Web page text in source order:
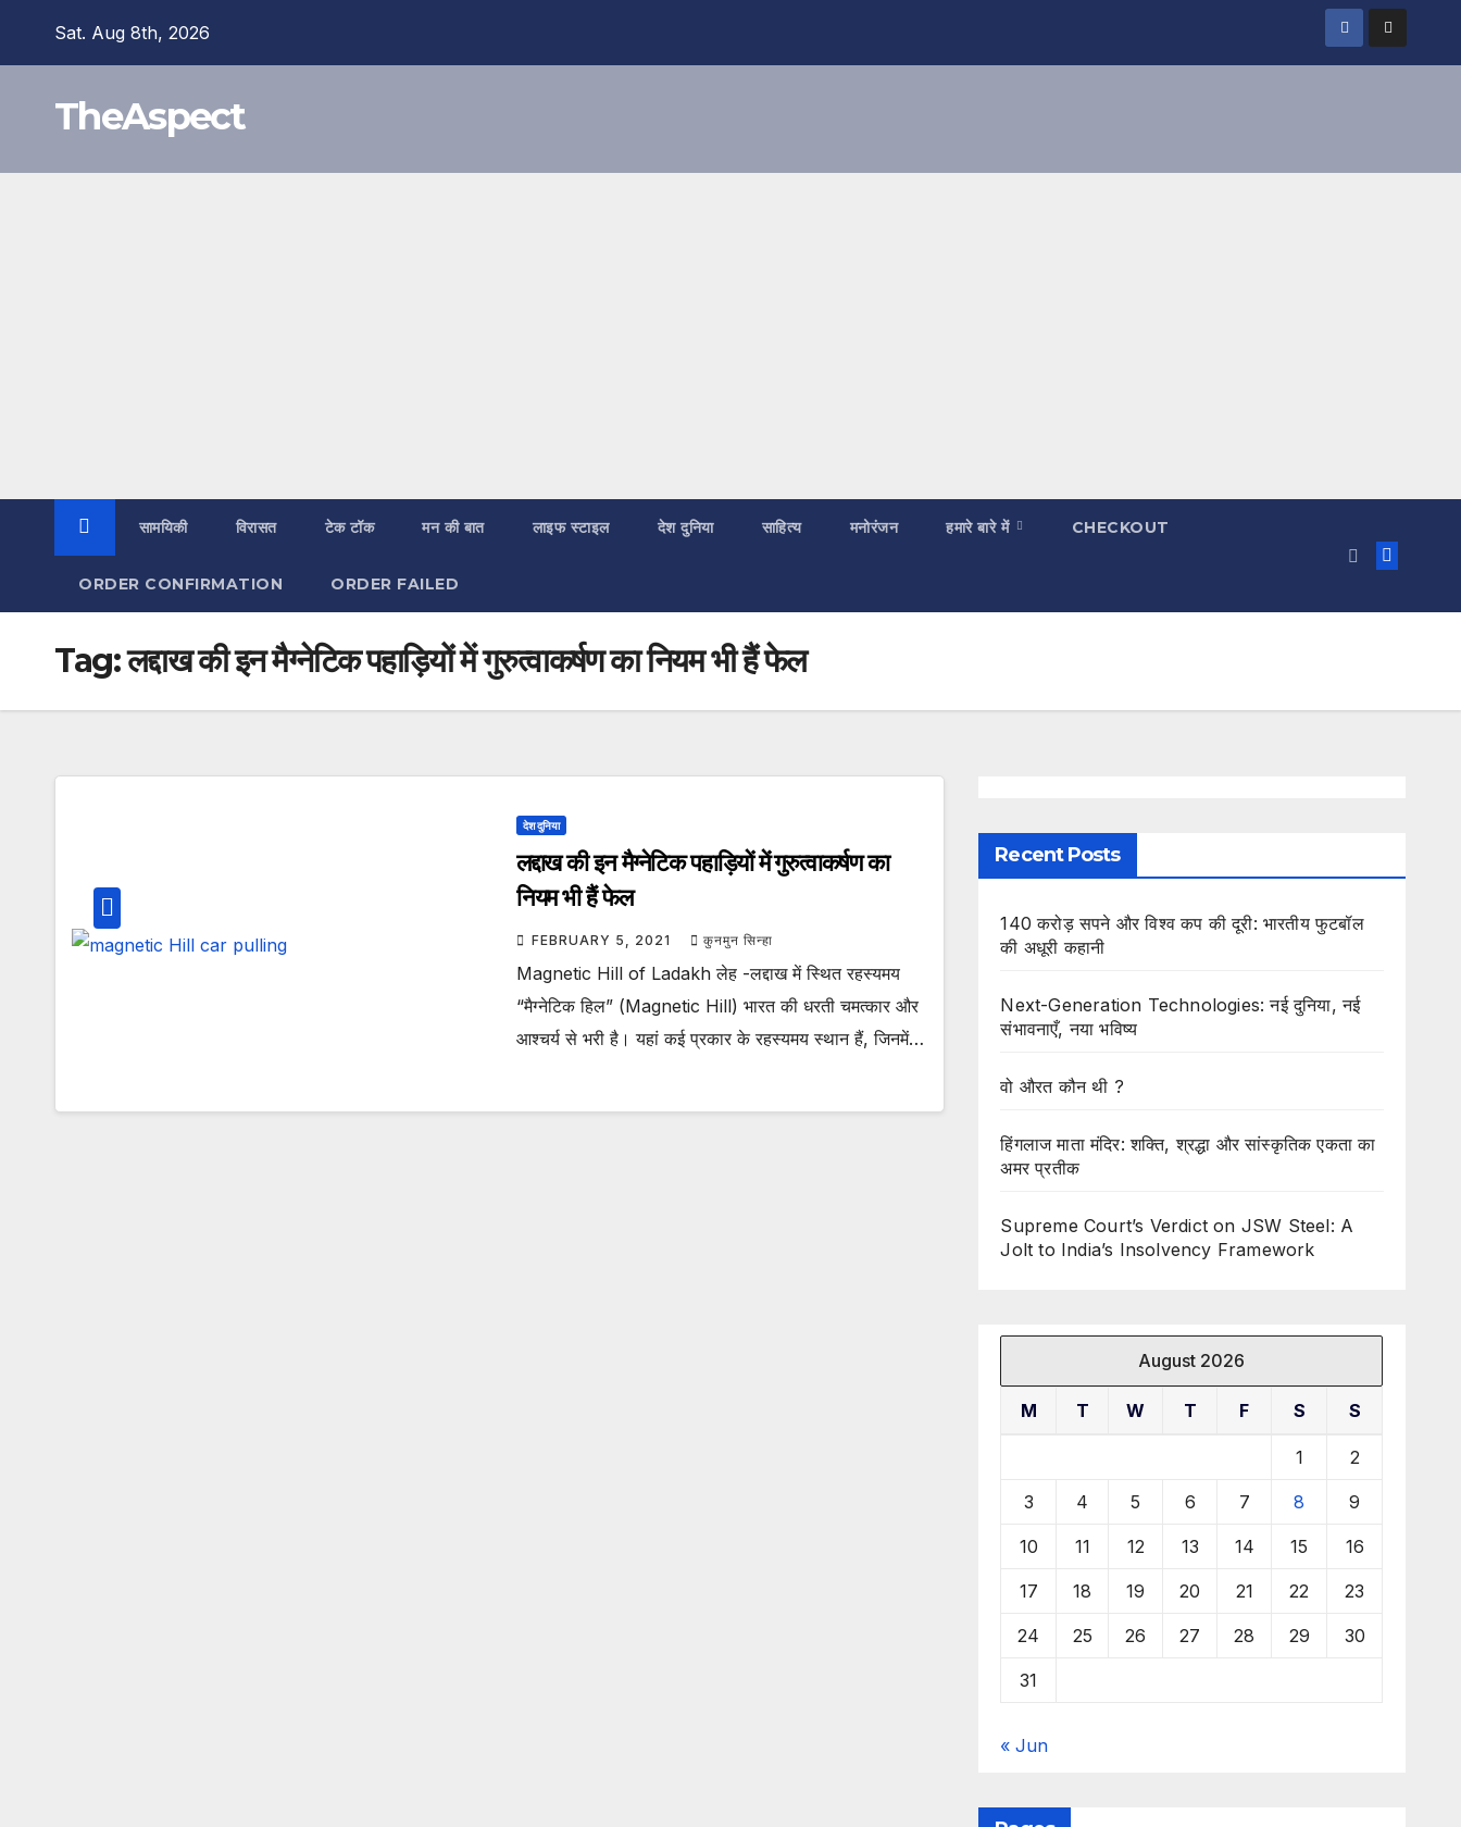
Sat. Aug 8th, 2026
TheAspect
सामयिकी विरासत टेक टॉक मन की बात लाइफ स्टाइल देश दुनिया साहित्य मनोरंजन हमारे बारे में CHECKOUT
ORDER CONFIRMATION ORDER FAILED
Tag:लद्दाख की इन मैग्नेटिक पहाड़ियों में गुरुत्वाकर्षण का नियम भी हैं फेल
देश दुनिया
लद्दाख की इन मैग्नेटिक पहाड़ियों में गुरुत्वाकर्षण का
नियम भी हैं फेल
FEBRUARY 5, 2021 कुनमुन सिन्हा
Magnetic Hill of Ladakh लेह -लद्दाख में स्थित रहस्यमय
“मैग्नेटिक हिल” (Magnetic Hill) भारत की धरती चमत्कार और
आश्चर्य से भरी है। यहां कई प्रकार के रहस्यमय स्थान हैं, जिनमें…
Recent Posts
140 करोड़ सपने और विश्व कप की दूरी: भारतीय फुटबॉल
की अधूरी कहानी
Next-Generation Technologies: नई दुनिया, नई
संभावनाएँ, नया भविष्य
वो औरत कौन थी ?
हिंगलाज माता मंदिर: शक्ति, श्रद्धा और सांस्कृतिक एकता का
अमर प्रतीक
Supreme Court’s Verdict on JSW Steel: A
Jolt to India’s Insolvency Framework
August 2026
M T W T F S S
1 2
3 4 5 6 7 8 9
10 11 12 13 14 15 16
17 18 19 20 21 22 23
24 25 26 27 28 29 30
31
« Jun